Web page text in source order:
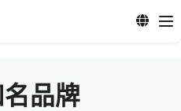
品牌